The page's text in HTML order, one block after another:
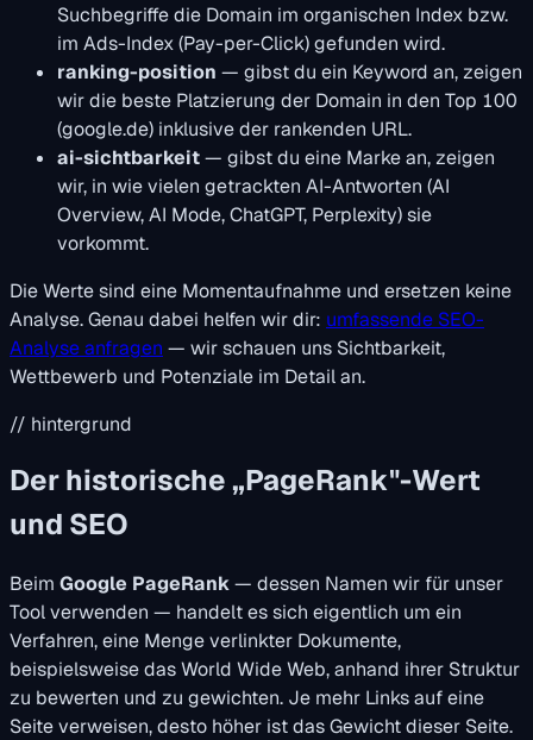
Suchbegriffe die Domain im organischen Index bzw.
im Ads-Index (Pay-per-Click) gefunden wird.
ranking-position — gibst du ein Keyword an, zeigen
wir die beste Platzierung der Domain in den Top 100
(google.de) inklusive der rankenden URL.
ai-sichtbarkeit— gibst du eine Marke an, zeigen
wir, in wie vielen getrackten AI-Antworten (AI
Overview, AI Mode, ChatGPT, Perplexity) sie
vorkommt.
Die Werte sind eine Momentaufnahme und ersetzen keine
Analyse. Genau dabei helfen wir dir: umfassende SEO-
Analyse anfragen — wir schauen uns Sichtbarkeit,
Wettbewerb und Potenziale im Detail an.
// hintergrund
Der historische „PageRank"-Wert
und SEO
Beim Google PageRank— dessen Namen wir für unser
Tool verwenden — handelt es sich eigentlich um ein
Verfahren, eine Menge verlinkter Dokumente,
beispielsweise das World Wide Web, anhand ihrer Struktur
zu bewerten und zu gewichten. Je mehr Links auf eine
Seite verweisen, desto höher ist das Gewicht dieser Seite.